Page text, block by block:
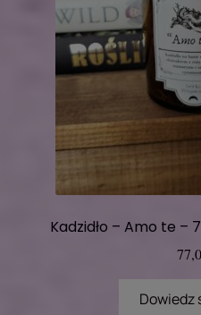
Kadzidło – Amo te –
Dowiedz